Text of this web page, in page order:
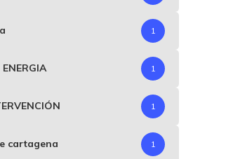
1
1
1
cartagena 1